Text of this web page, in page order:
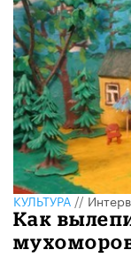
КУЛЬТУРА//
Как